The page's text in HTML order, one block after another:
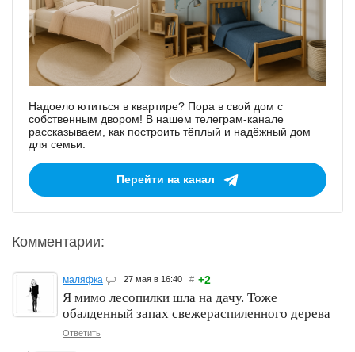
Надоело ютиться в квартире? Пора в свой дом с
собственным двором! В нашем телеграм-канале
рассказываем, как построить тёплый и надёжный дом
для семьи.
Перейти на канал
Комментарии:
маляфка 27 мая в 16:40 # +2
Я мимо лесопилки шла на дачу. Тоже
обалденный запах свежераспиленного дерева
Ответить